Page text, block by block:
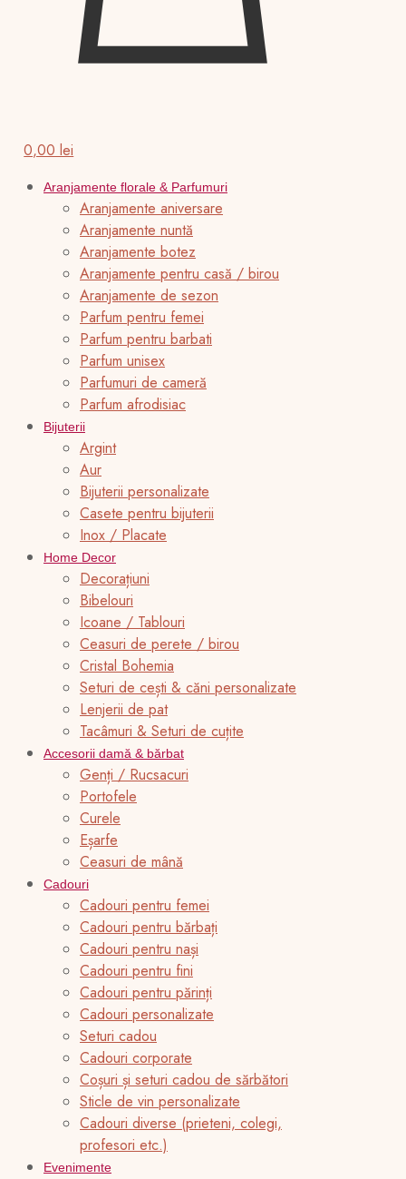
0,00 lei
Aranjamente florale & Parfumuri
Aranjamente aniversare
Aranjamente nuntă
Aranjamente botez
Aranjamente pentru casă / birou
Aranjamente de sezon
Parfum pentru femei
Parfum pentru barbati
Parfum unisex
Parfumuri de cameră
Parfum afrodisiac
Bijuterii
Argint
Aur
Bijuterii personalizate
Casete pentru bijuterii
Inox / Placate
Home Decor
Decorațiuni
Bibelouri
Icoane / Tablouri
Ceasuri de perete / birou
Cristal Bohemia
Seturi de cești & căni personalizate
Lenjerii de pat
Tacâmuri & Seturi de cuțite
Accesorii damă & bărbat
Genți / Rucsacuri
Portofele
Curele
Eșarfe
Ceasuri de mână
Cadouri
Cadouri pentru femei
Cadouri pentru bărbați
Cadouri pentru nași
Cadouri pentru fini
Cadouri pentru părinți
Cadouri personalizate
Seturi cadou
Cadouri corporate
Coșuri și seturi cadou de sărbători
Sticle de vin personalizate
Cadouri diverse (prieteni, colegi,
profesori etc.)
Evenimente